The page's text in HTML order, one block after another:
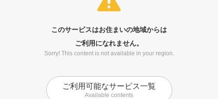
このサービスはお住まいの地域からは
ご利用になれません。
Sorry! This content is not available in your region.
ご利用可能なサービス一覧
Available contents